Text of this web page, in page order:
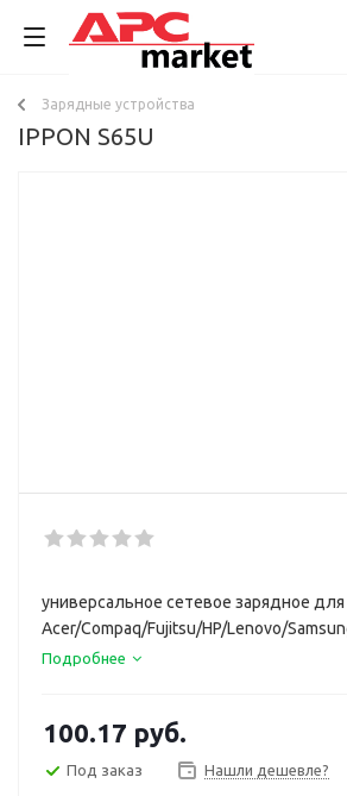
Зарядные устройства
IPPON S65U
универсальное сетевое зарядное для
Acer/Compaq/Fujitsu/HP/Lenovo/
65 Вт, 4.3 А, кабель 1.2 м, цвет черный
Подробнее
100.17 руб.
Под заказ Нашли дешевле?